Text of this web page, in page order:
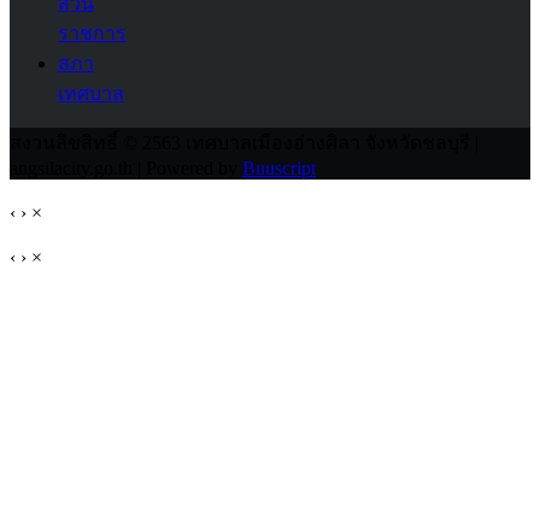
ราชการ
สภา
เทศบาล
Buuscript
‹ › ×
‹ › ×